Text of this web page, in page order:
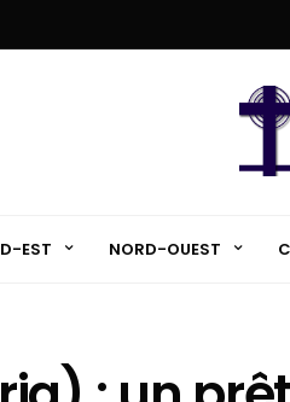
EST NORD-OUEST